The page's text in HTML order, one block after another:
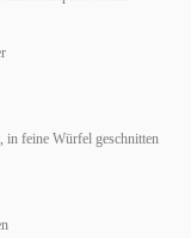
in feine Wür­fel geschnitten